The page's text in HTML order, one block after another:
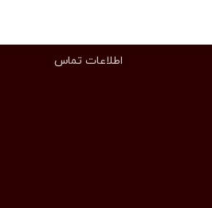
اطلاعات تماس